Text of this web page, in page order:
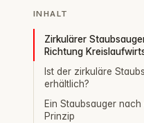
INHALT
Zirkulärer
Richtung
Ist der zirkuläre
erhältlich?
Ein Staubsauger
Prinzip